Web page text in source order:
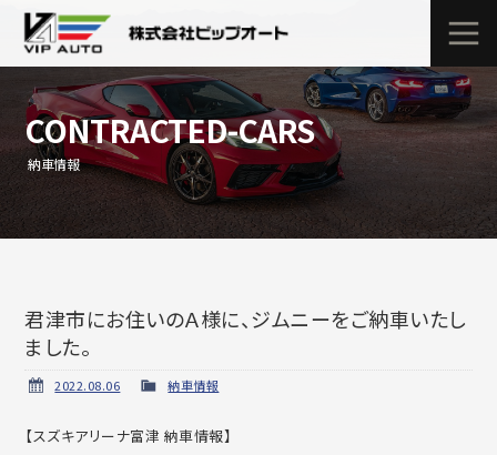
CONTRACTED-CARS
納車情報
君津市にお住いのＡ様に、ジムニーをご納車いたし
ました。
2022.08.06 納車情報
【スズキアリーナ富津 納車情報】